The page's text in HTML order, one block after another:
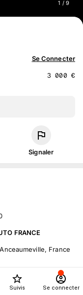
1 / 9
Se Connecter
3 000 €
Signaler
FRANCE
France
Suivis Se connecter